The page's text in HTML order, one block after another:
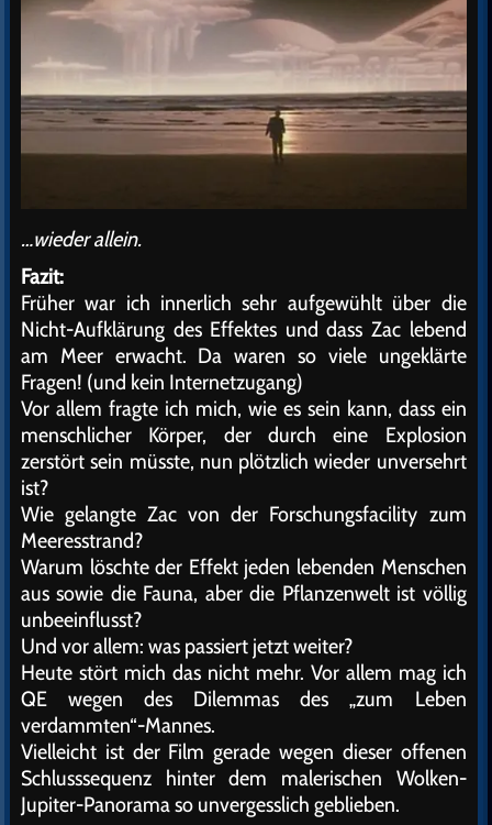
…wieder allein.
Fazit:
Früher war ich innerlich sehr aufgewühlt über die
Nicht-Aufklärung des Effektes und dass Zac lebend
am Meer erwacht. Da waren so viele ungeklärte
Fragen! (und kein Internetzugang)
Vor allem fragte ich mich, wie es sein kann, dass ein
menschlicher Körper, der durch eine Explosion
zerstört sein müsste, nun plötzlich wieder unversehrt
ist?
Wie gelangte Zac von der Forschungsfacility zum
Meeresstrand?
Warum löschte der Effekt jeden lebenden Menschen
aus sowie die Fauna, aber die Pflanzenwelt ist völlig
unbeeinflusst?
Und vor allem: was passiert jetzt weiter?
Heute stört mich das nicht mehr. Vor allem mag ich
QE wegen des Dilemmas des „zum Leben
verdammten“-Mannes.
Vielleicht ist der Film gerade wegen dieser offenen
Schlusssequenz hinter dem malerischen Wolken-
Jupiter-Panorama so unvergesslich geblieben.